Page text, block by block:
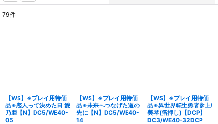
絞り込む
79件
【WS】※プレイ用特価
品※恋人って決めた日 愛
乃亜【N】DC5/WE40-
05
【WS】※プレイ用特価
品※未来へつなげた道の
先に【N】DC5/WE40-
14
【WS】※プレイ用特価
品※異世界転生勇者参上!
美琴(箔押し)【DCP】
DC3/WE40-32DCP